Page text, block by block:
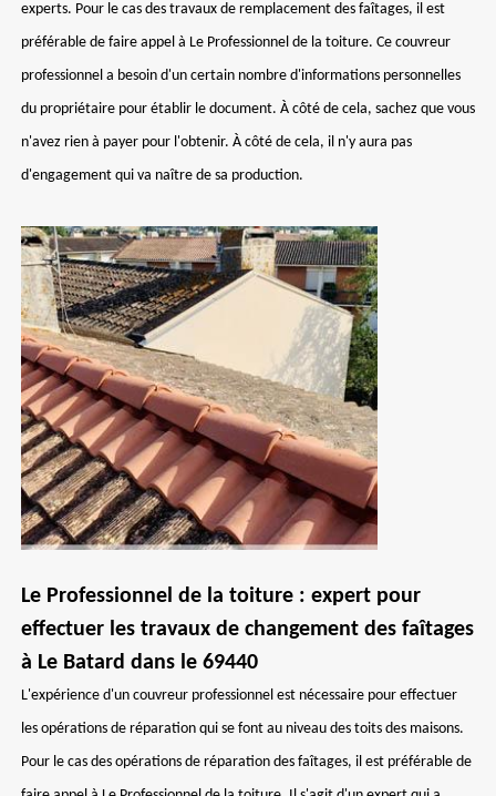
experts. Pour le cas des travaux de remplacement des faîtages, il est
préférable de faire appel à Le Professionnel de la toiture. Ce couvreur
professionnel a besoin d'un certain nombre d'informations personnelles
du propriétaire pour établir le document. À côté de cela, sachez que vous
n'avez rien à payer pour l'obtenir. À côté de cela, il n'y aura pas
d'engagement qui va naître de sa production.
Le Professionnel de la toiture : expert pour
effectuer les travaux de changement des faîtages
à Le Batard dans le 69440
L'expérience d'un couvreur professionnel est nécessaire pour effectuer
les opérations de réparation qui se font au niveau des toits des maisons.
Pour le cas des opérations de réparation des faîtages, il est préférable de